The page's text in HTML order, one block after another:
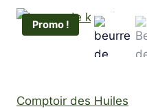
Promo !
Comptoir des Huiles